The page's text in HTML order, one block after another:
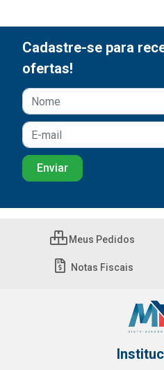
Cadastre-se para
ofertas!
Meus Pedidos
Notas Fiscais